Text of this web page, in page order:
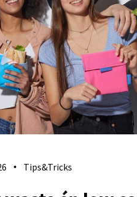
Tips&Tricks